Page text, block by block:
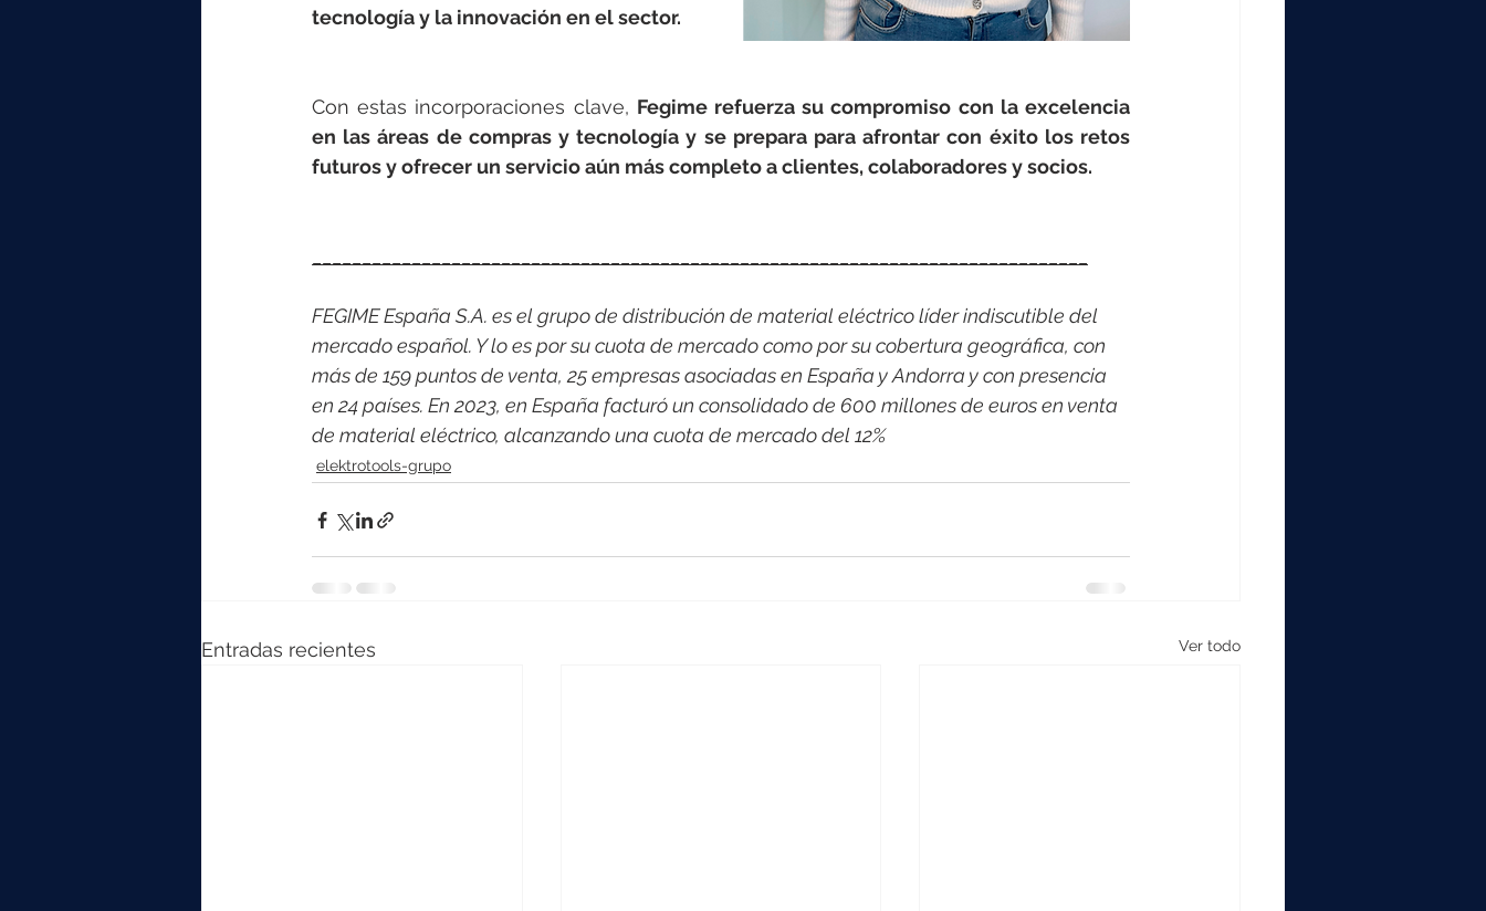
tecnología y la innovación en el sector.
Con estas incorporaciones clave, Fegime refuerza su compromiso con la excelencia
en las áreas de compras y tecnología y se prepara para afrontar con éxito los retos
futuros y ofrecer un servicio aún más completo a clientes, colaboradores y socios.
FEGIME España S.A. es el grupo de distribución de material eléctrico líder indiscutible del
mercado español. Y lo es por su cuota de mercado como por su cobertura geográfica, con
más de 159 puntos de venta, 25 empresas asociadas en España y Andorra y con presencia
en 24 países. En 2023, en España facturó un consolidado de 600 millones de euros en venta
de material eléctrico, alcanzando una cuota de mercado del 12%
elektrotools-grupo
Entradas recientes Ver todo